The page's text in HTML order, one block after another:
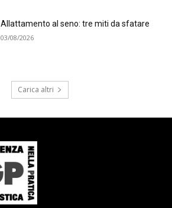
Allattamento al seno: tre miti da sfatare
03/08/2026
Carica altri